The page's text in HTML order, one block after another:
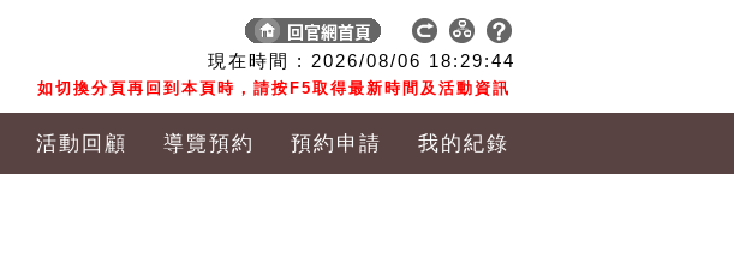
現在時間 : 2026/08/06 18:29:44
如切換分頁再回到本頁時，請按F5取得最新時間及活動資訊
活動回顧 導覽預約 預約申請 我的紀錄